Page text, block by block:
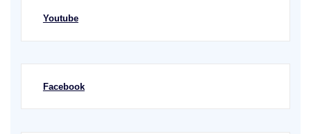
Youtube
Facebook